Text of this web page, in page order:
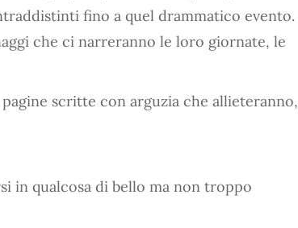
fino a quel drammatico evento.
che ci narreranno le loro giornate, le
scritte con arguzia che allieteranno,
in qualcosa di bello ma non troppo